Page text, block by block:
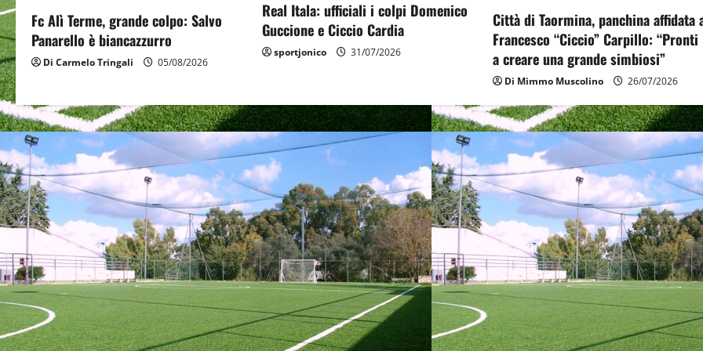
a
t
o
n
Fc Alì Terme, grande colpo: Salvo
Panarello è biancazzurro
Di Carmelo Tringali 05/08/2026
Real Itala: ufficiali i colpi Domenico
Guccione e Ciccio Cardia
sportjonico 31/07/2026
Città di Taormina, panchina affidata
Francesco “Ciccio” Carpillo: “Pronti
a creare una grande simbiosi”
Di Mimmo Muscolino 26/07/2026